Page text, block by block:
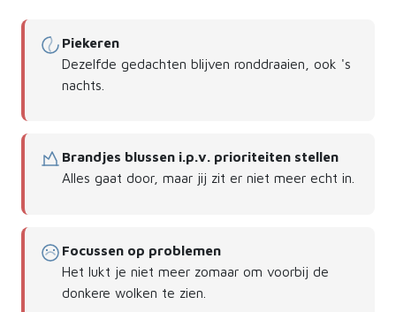
Piekeren
Dezelfde gedachten blijven ronddraaien, ook 's
nachts.
Brandjes blussen i.p.v. prioriteiten stellen
Alles gaat door, maar jij zit er niet meer echt in.
Focussen op problemen
Het lukt je niet meer zomaar om voorbij de
donkere wolken te zien.